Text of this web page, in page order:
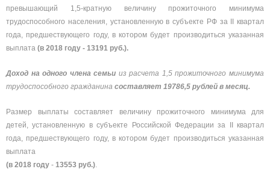
превышающий 1,5-кратную величину прожиточного минимума
трудоспособного населения, установленную в субъекте РФ за II квартал
года, предшествующего году, в котором будет производиться указанная
выплата (в 2018 году - 13191 руб.).
Доход на одного члена семьи из расчета 1,5 прожиточного минимума
трудоспособного гражданина составляет 19786,5 рублей в месяц.
Размер выплаты составляет величину прожиточного минимума для
детей, установленную в субъекте Российской Федерации за II квартал
года, предшествующего году, в котором будет производиться указанная
выплата
(в 2018 году - 13553 руб.).